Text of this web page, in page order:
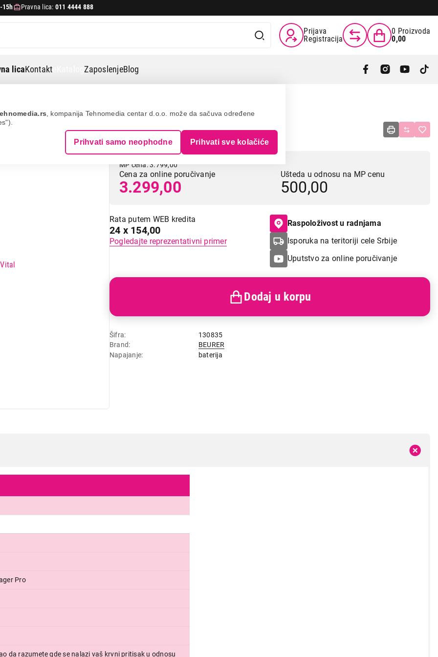
, kompanija Tehnomedia centar d.o.o. može da sačuva određene
Prihvati samo neophodne Prihvati sve kolačiće
15h Pravna lica: 011 4444 888
Prijava
Registracija
0 Proizvoda
0,00
licaKontakt eKatalogZaposlenjeBlog
BEURER BC 1R Vital
MP cena: 3.799,00
Cena za online poručivanje
3.299,00
Ušteda u odnosu na MP cenu
500,00
Rata putem WEB kredita
24 x 154,00
Pogledajte reprezentativni primer
Raspoloživost u radnjama
Isporuka na teritoriji cele Srbije
Uputstvo za online poručivanje
Šifra
130835
Brand
BEURER
Napajanje
baterija
Dodaj u korpu
Pro
da razumete gde se nalazi vaš krvni pritisak u odnosu